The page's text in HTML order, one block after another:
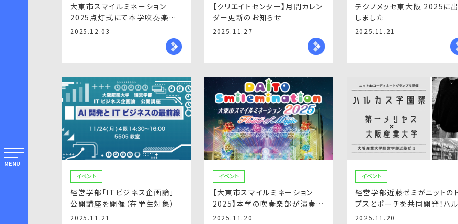
MENU
大東市スマイルミネーション
2025点灯式にて本学吹奏楽部
が演奏
2025.12.03
【クリエイトセンター】月間カレン
ダー更新のお知らせ
2025.11.27
テクノメッセ東大阪 2025に
しました
2025.11.21
イベント
経営学部「ITビジネス企画論」
公開講座を開催（在学生対象）
2025.11.21
イベント
【大東市スマイルミネーション
2025】本学の吹奏楽部が演奏し
ます
2025.11.20
イベント
経営学部近藤ゼミがニットの
プスとポーチを共同開発！ハ
ス学園祭に是非お越しくださ
2025.11.20